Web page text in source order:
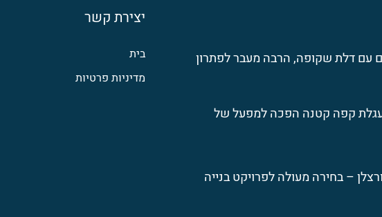
עם דלת שקופה, הרבה מעבר לפתרון
קפה קטנה הפכה למפעל של
– בחירה מעולה לפרויקט בנייה
יצירת קשר
בית
מדיניות פרטיות